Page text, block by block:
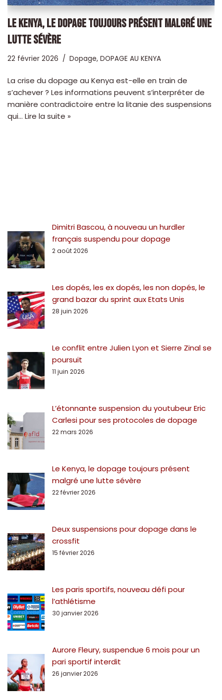
LE KENYA, LE DOPAGE TOUJOURS PRÉSENT MALGRÉ UNE
LUTTE SÉVÈRE
22 février 2026 Dopage, DOPAGE AU KENYA
La crise du dopage au Kenya est-elle en train de
s’achever ? Les informations peuvent s’interpréter de
manière contradictoire entre la litanie des suspensions
qui… Lire la suite »
Dimitri Bascou, à nouveau un hurdler
français suspendu pour dopage
2 août 2026
Les dopés, les ex dopés, les non dopés, le
grand bazar du sprint aux Etats Unis
28 juin 2026
Le conflit entre Julien Lyon et Sierre Zinal se
poursuit
11 juin 2026
L’étonnante suspension du youtubeur Eric
Carlesi pour ses protocoles de dopage
22 mars 2026
Le Kenya, le dopage toujours présent
malgré une lutte sévère
22 février 2026
Deux suspensions pour dopage dans le
crossfit
15 février 2026
Les paris sportifs, nouveau défi pour
l’athlétisme
30 janvier 2026
Aurore Fleury, suspendue 6 mois pour un
pari sportif interdit
26 janvier 2026